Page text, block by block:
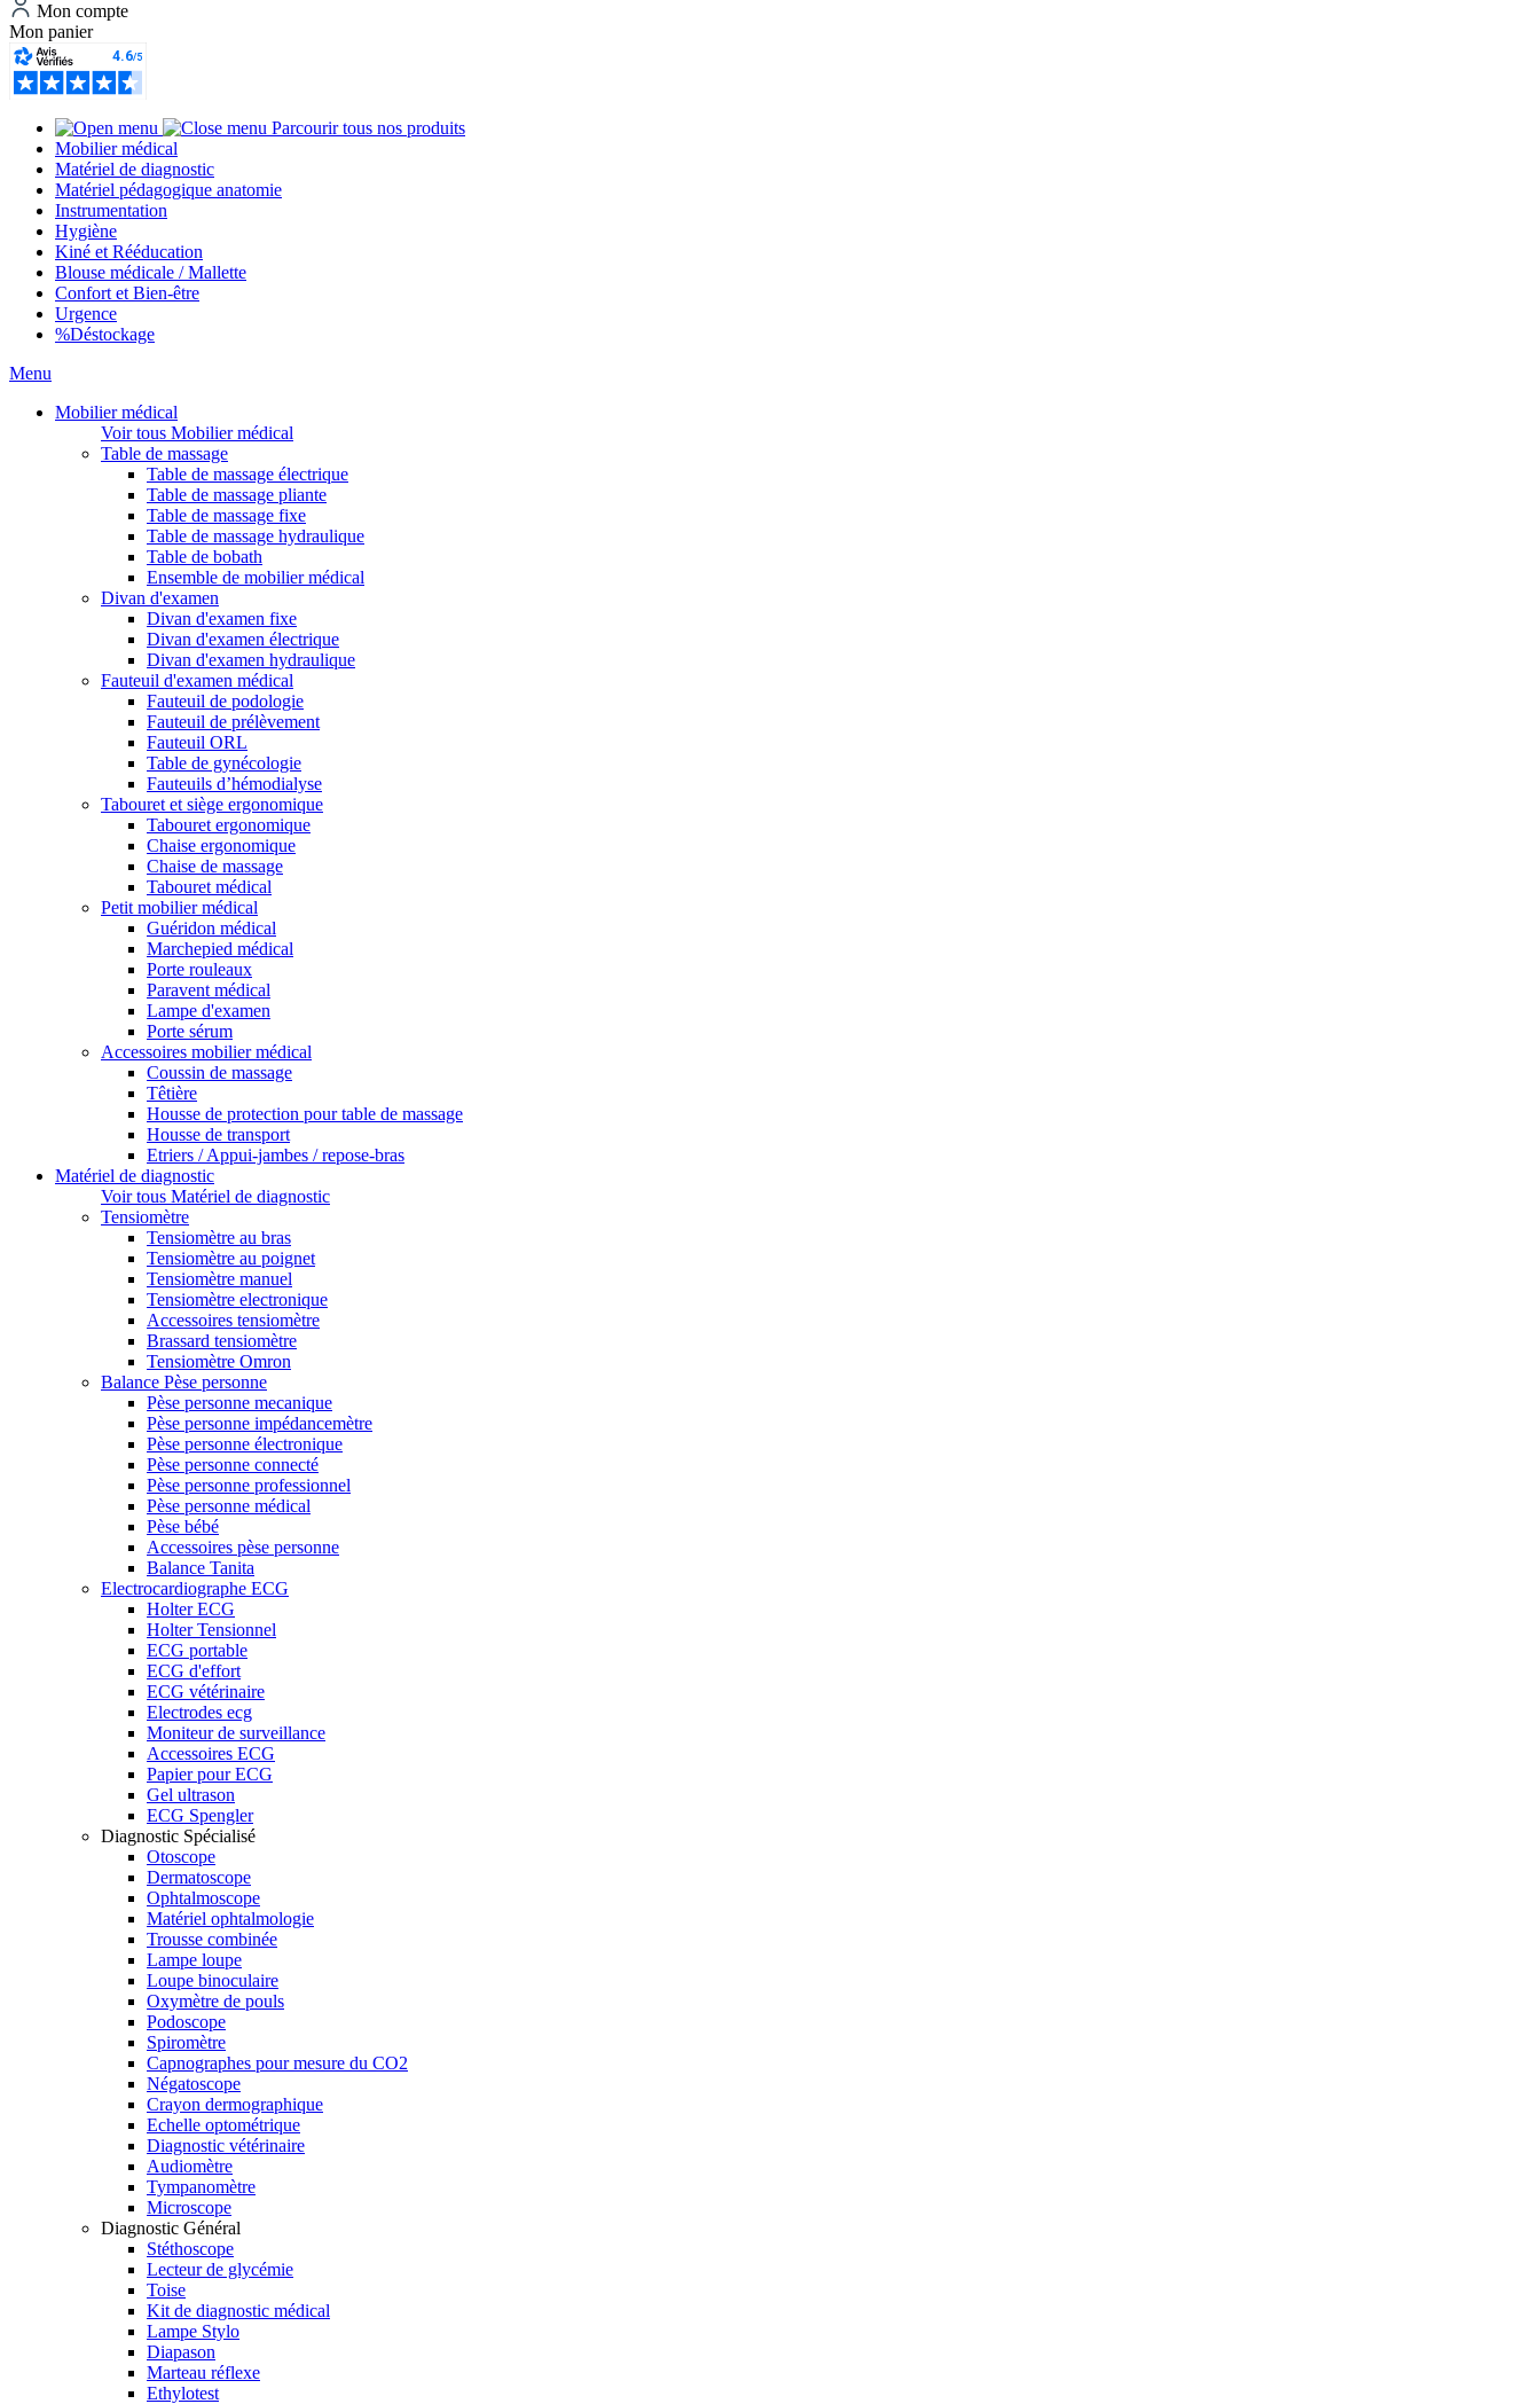
Mon compte
Mon panier
Parcourir tous nos produits
Mobilier médical
Matériel de diagnostic
Matériel pédagogique anatomie
Instrumentation
Hygiène
Kiné et Rééducation
Blouse médicale / Mallette
Confort et Bien-être
Urgence
%Déstockage
Menu
Mobilier médical
Voir tous Mobilier médical
Table de massage
Table de massage électrique
Table de massage pliante
Table de massage fixe
Table de massage hydraulique
Table de bobath
Ensemble de mobilier médical
Divan d'examen
Divan d'examen fixe
Divan d'examen électrique
Divan d'examen hydraulique
Fauteuil d'examen médical
Fauteuil de podologie
Fauteuil de prélèvement
Fauteuil ORL
Table de gynécologie
Fauteuils d’hémodialyse
Tabouret et siège ergonomique
Tabouret ergonomique
Chaise ergonomique
Chaise de massage
Tabouret médical
Petit mobilier médical
Guéridon médical
Marchepied médical
Porte rouleaux
Paravent médical
Lampe d'examen
Porte sérum
Accessoires mobilier médical
Coussin de massage
Têtière
Housse de protection pour table de massage
Housse de transport
Etriers / Appui-jambes / repose-bras
Matériel de diagnostic
Voir tous Matériel de diagnostic
Tensiomètre
Tensiomètre au bras
Tensiomètre au poignet
Tensiomètre manuel
Tensiomètre electronique
Accessoires tensiomètre
Brassard tensiomètre
Tensiomètre Omron
Balance Pèse personne
Pèse personne mecanique
Pèse personne impédancemètre
Pèse personne électronique
Pèse personne connecté
Pèse personne professionnel
Pèse personne médical
Pèse bébé
Accessoires pèse personne
Balance Tanita
Electrocardiographe ECG
Holter ECG
Holter Tensionnel
ECG portable
ECG d'effort
ECG vétérinaire
Electrodes ecg
Moniteur de surveillance
Accessoires ECG
Papier pour ECG
Gel ultrason
ECG Spengler
Diagnostic Spécialisé
Otoscope
Dermatoscope
Ophtalmoscope
Matériel ophtalmologie
Trousse combinée
Lampe loupe
Loupe binoculaire
Oxymètre de pouls
Podoscope
Spiromètre
Capnographes pour mesure du CO2
Négatoscope
Crayon dermographique
Echelle optométrique
Diagnostic vétérinaire
Audiomètre
Tympanomètre
Microscope
Diagnostic Général
Stéthoscope
Lecteur de glycémie
Toise
Kit de diagnostic médical
Lampe Stylo
Diapason
Marteau réflexe
Ethylotest